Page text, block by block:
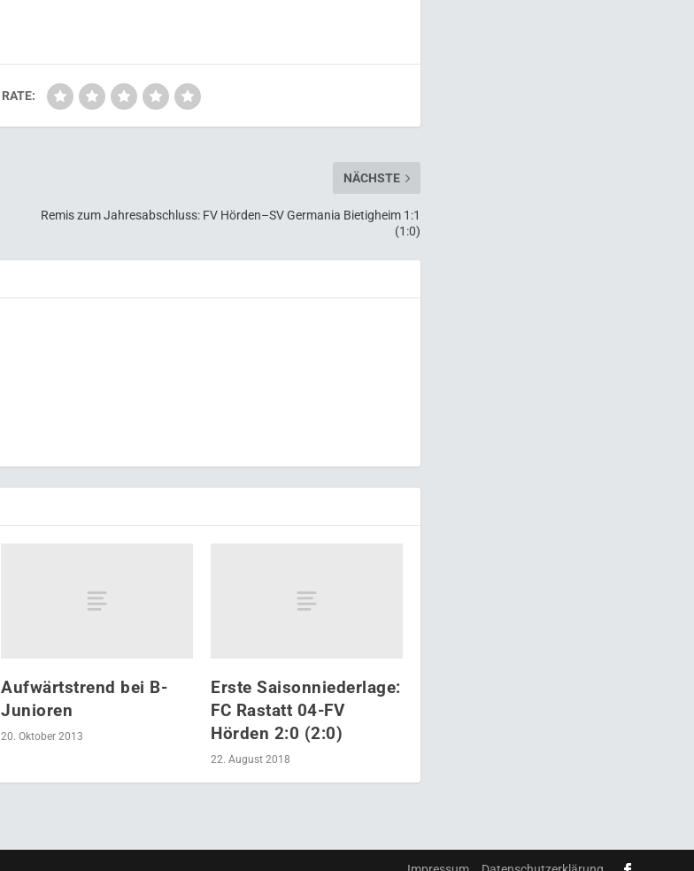
RATE:
NÄCHSTE
Remis zum Jahresabschluss: FV Hörden–SV Germania Bietigheim 1:1
(1:0)
Aufwärtstrend bei B-
Junioren
20. Oktober 2013
Erste Saisonniederlage:
FC Rastatt 04-FV
Hörden 2:0 (2:0)
22. August 2018